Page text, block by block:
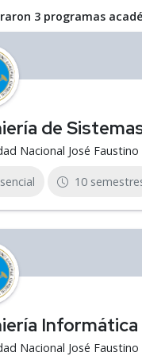
3 programas
de
Nacional José Faustino
10
Informática
Nacional José Faustino